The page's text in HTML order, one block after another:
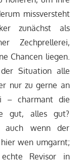
missversteht
zunächst als
Zechprellerei,
Chancen liegen.
Situation alle
nur zu gerne an
– charmant die
gut, alles gut?
auch wenn der
wen umgarnt;
Revisor in